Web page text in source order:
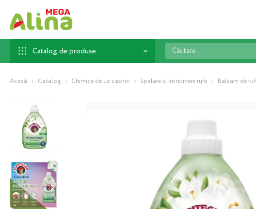
Catalog de produse
Căutare
...
Acasă Catalog Chimice de uz casnic Spalare si intretinere rufe Balsam de